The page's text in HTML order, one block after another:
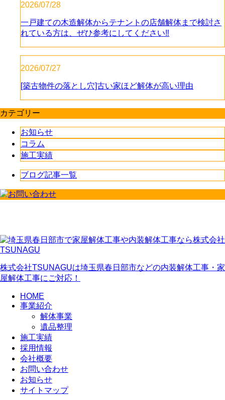
2026/07/28
一戸建ての木造解体からテナントの店舗解体まで検討さ
れている方は、ぜひ参考にしてください‼️
2026/07/27
[築古物件の落とし穴]古い家ほど解体が高い理由
カテゴリー
お知らせ
コラム
施工実績
ブログ記事一覧
株式会社TSUNAGUは埼玉県春日部市などの内装解体工事・家
屋解体工事にご対応！
HOME
事業紹介
解体事業
遺品整理
施工実績
採用情報
会社概要
お問い合わせ
お知らせ
サイトマップ